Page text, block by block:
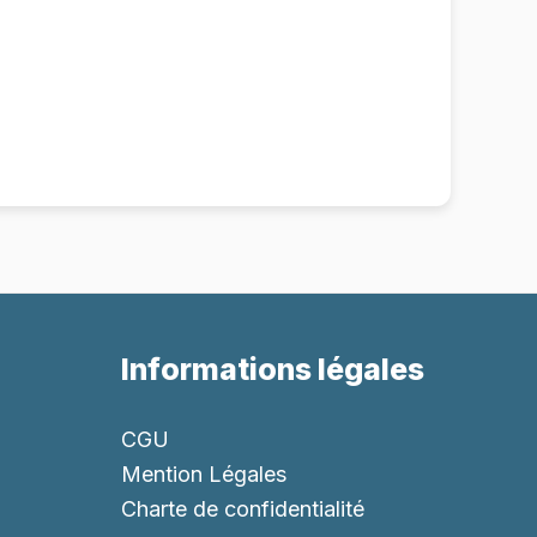
Informations légales
CGU
Mention Légales
Charte de confidentialité